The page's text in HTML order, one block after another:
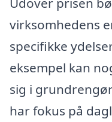
virksomhedens
specifikke
eksempel kan
sig i
har fokus på